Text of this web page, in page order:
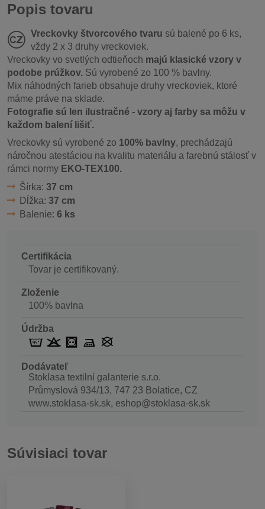
Popis tovaru
Vreckovky štvorcového tvaru sú balené po 6 ks,
vždy 2 x 3 druhy vreckoviek.
Vreckovky vo svetlých odtieňoch majú klasické vzory v
podobe prúžkov. Sú vyrobené zo 100 % bavlny.
Mix náhodných farieb obsahuje druhy vreckoviek, ktoré
máme práve na sklade.
Fotografie sú len ilustračné - vzory aj farby sa môžu v
každom balení lišiť.
Vreckovky sú vyrobené zo 100% bavlny, prechádzajú
náročnou atestáciou na kvalitu materiálu a farebnú stálosť v
rámci normy EKO-TEX100.
Šírka: 37 cm
Dĺžka: 37 cm
Balenie: 6 ks
Certifikácia
Tovar je certifikovaný.
Zloženie
100% bavlna
Údržba
Dodávateľ
Stoklasa textilní galanterie s.r.o.
Průmyslová 934/13, 747 23 Bolatice, CZ
www.stoklasa-sk.sk, eshop@stoklasa-sk.sk
Súvisiaci tovar